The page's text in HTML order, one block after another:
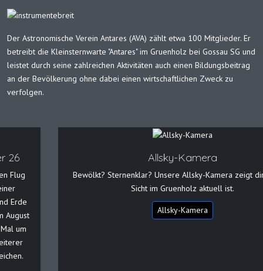
Der Astronomische Verein Antares (AVA) zählt etwa 100 Mitglieder. Er
betreibt die Kleinsternwarte "Antares" im Gruenholz bei Gossau SG und
leistet durch seine zahlreichen Aktivitäten auch einen Bildungsbeitrag
an der Bevölkerung ohne dabei einen wirtschaftlichen Zweck zu
verfolgen.
Allsky-Kamera
Bewölkt? Sternenklar? Unsere Allsky-Kamera zeigt dir, wie die
Sicht im Gruenholz aktuell ist.
Allsky-Kamera